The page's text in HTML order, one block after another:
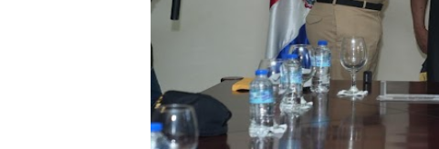
Residentes en San Juan
El magistrado Henry Molina
​Domingo Plácido critica la
Graduación XII Promoción